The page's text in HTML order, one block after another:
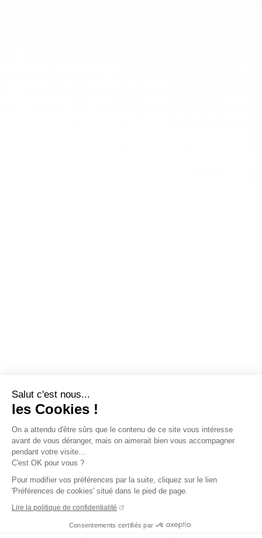
Salut c'est nous...
les Cookies !
On a attendu d'être sûrs que le contenu de ce site vous intéresse
avant de vous déranger, mais on aimerait bien vous accompagner
pendant votre visite...
C'est OK pour vous ?
Pour modifier vos préférences par la suite, cliquez sur le lien
'Préférences de cookies' situé dans le pied de page.
Lire la politique de confidentialité
Consentements certifiés par